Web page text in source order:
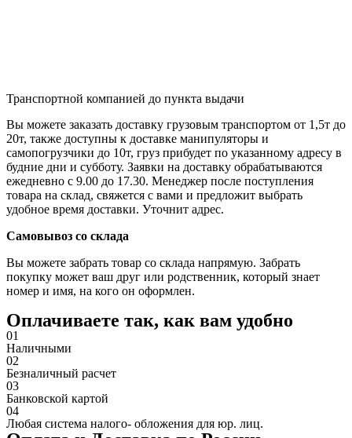
Транспортной компанией до пункта выдачи
Вы можете заказать доставку грузовым транспортом от 1,5т до
20т, также доступны к доставке манипуляторы и
самопогрузчики до 10т, груз прибудет по указанному адресу в
будние дни и субботу. Заявки на доставку обрабатываются
ежедневно с 9.00 до 17.30. Менеджер после поступления
товара на склад, свяжется с вами и предложит выбрать
удобное время доставки. Уточнит адрес.
Самовывоз со склада
Вы можете забрать товар со склада напрямую. Забрать
покупку может ваш друг или родственник, который знает
номер и имя, на кого он оформлен.
Оплачиваете так, как вам удобно
01
Наличными
02
Безналичный расчет
03
Банковской картой
04
Любая система налого- обложения для юр. лиц.